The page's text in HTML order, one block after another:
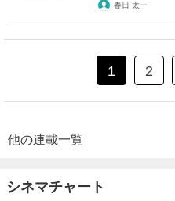
春日 太一
1 2
他の連載一覧
シネマチャート